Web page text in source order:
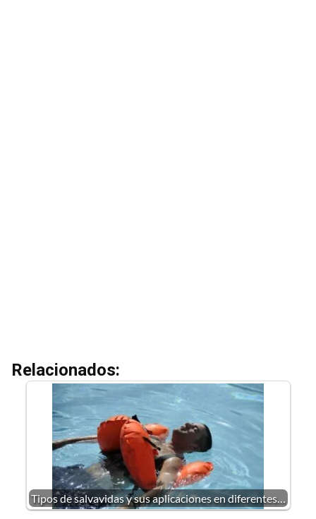
Relacionados:
Tipos de salvavidas y sus aplicaciones en diferentes…